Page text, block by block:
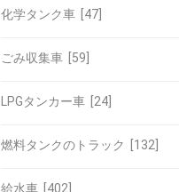
化学タンク車 [47]
ごみ収集車 [59]
LPGタンカー車 [24]
燃料タンクのトラック [132]
給水車 [402]